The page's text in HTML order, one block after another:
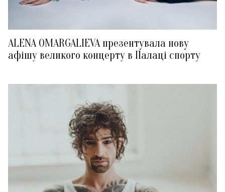
ALENA OMARGALIEVA презентувала нову
афішу великого концерту в Палаці спорту